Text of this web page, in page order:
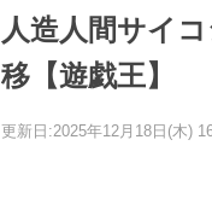
人造人間サイ
移【遊戯王】
更新日:2025年12月18日(木)